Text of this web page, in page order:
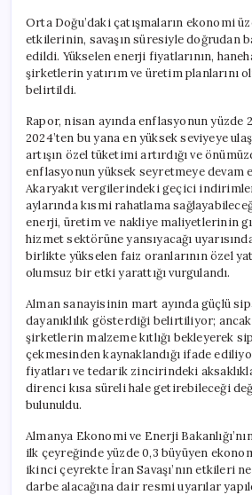
Orta Doğu’daki çatışmaların ekonomi
etkilerinin, savaşın süresiyle doğrudan
edildi. Yükselen enerji fiyatlarının,
şirketlerin yatırım ve üretim planlarını
belirtildi.
Rapor, nisan ayında enflasyonun yüzde
2024’ten bu yana en yüksek seviyeye
artışın özel tüketimi artırdığı ve
enflasyonun yüksek seyretmeye devam
Akaryakıt vergilerindeki geçici
aylarında kısmi rahatlama
enerji, üretim ve nakliye maliyetlerinin
hizmet sektörüne yansıyacağı
birlikte yükselen faiz oranlarının özel
olumsuz bir etki yarattığı vurgulandı.
Alman sanayisinin mart ayında güçlü
dayanıklılık gösterdiği belirtiliyor;
şirketlerin malzeme kıtlığı bekleyerek
çekmesinden kaynaklandığı ifade
fiyatları ve tedarik zincirindeki
direnci kısa süreli hale getirebileceği
bulunuldu.
Almanya Ekonomi ve Enerji
ilk çeyreğinde yüzde 0,3 büyüyen
ikinci çeyrekte İran Savaşı’nın etkileri
darbe alacağına dair resmi uyarılar